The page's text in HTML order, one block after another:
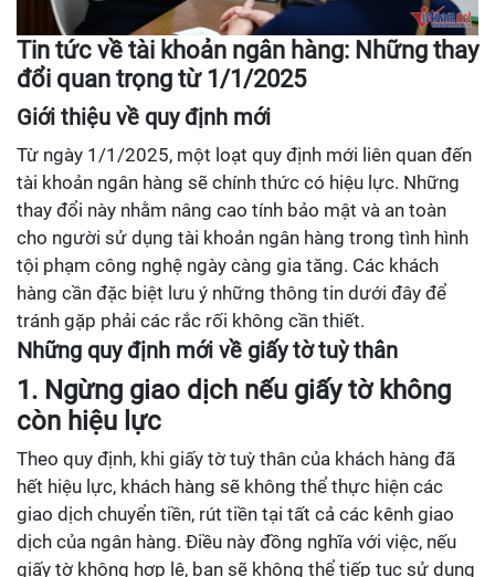
Tin tức về tài khoản ngân hàng: Những thay
đổi quan trọng từ 1/1/2025
Giới thiệu về quy định mới
Từ ngày 1/1/2025, một loạt quy định mới liên quan đến
tài khoản ngân hàng sẽ chính thức có hiệu lực. Những
thay đổi này nhằm nâng cao tính bảo mật và an toàn
cho người sử dụng tài khoản ngân hàng trong tình hình
tội phạm công nghệ ngày càng gia tăng. Các khách
hàng cần đặc biệt lưu ý những thông tin dưới đây để
tránh gặp phải các rắc rối không cần thiết.
Những quy định mới về giấy tờ tuỳ thân
1. Ngừng giao dịch nếu giấy tờ không
còn hiệu lực
Theo quy định, khi giấy tờ tuỳ thân của khách hàng đã
hết hiệu lực, khách hàng sẽ không thể thực hiện các
giao dịch chuyển tiền, rút tiền tại tất cả các kênh giao
dịch của ngân hàng. Điều này đồng nghĩa với việc, nếu
giấy tờ không hợp lệ, bạn sẽ không thể tiếp tục sử dụng